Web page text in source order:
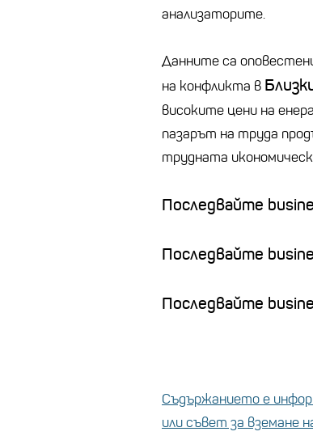
анализаторите.
Данните са
на конфликта в
високите цени на
пазарът на труда
трудната
Последвайте
Последвайте
Последвайте
Съдържанието е
или съвет за вземане